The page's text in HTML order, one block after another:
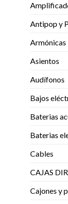
Antipop y
Armónicas
Asientos
Audífonos
Bajos
Baterias
Baterias
Cables
CAJAS
Cajones y